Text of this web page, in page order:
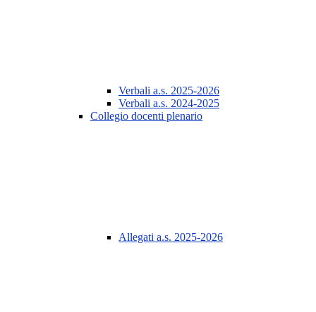
Verbali a.s. 2025-2026
Verbali a.s. 2024-2025
Collegio docenti plenario
Allegati a.s. 2025-2026